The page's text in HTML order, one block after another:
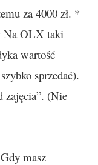
za 4000 zł. *
Na OLX taki
wartość
sprzedać).
zajęcia”. (Nie
Gdy masz